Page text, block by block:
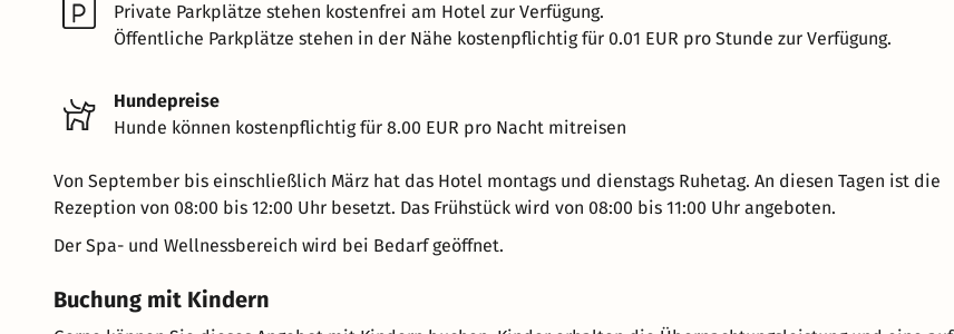
Private Parkplätze stehen kostenfrei am Hotel zur Verfügung.
Öffentliche Parkplätze stehen in der Nähe kostenpflichtig für 0.01 EUR pro Stunde zur Verfügung.
Hundepreise
Hunde können kostenpflichtig für 8.00 EUR pro Nacht mitreisen
Von September bis einschließlich März hat das Hotel montags und dienstags Ruhetag. An diesen Tagen ist die
Rezeption von 08:00 bis 12:00 Uhr besetzt. Das Frühstück wird von 08:00 bis 11:00 Uhr angeboten.
Der Spa- und Wellnessbereich wird bei Bedarf geöffnet.
Buchung mit Kindern